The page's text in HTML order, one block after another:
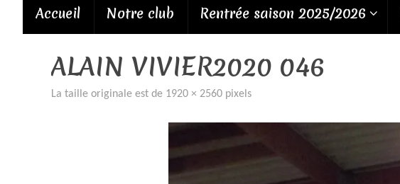
Accueil Notre club Rentrée saison 2025/2026
ALAIN VIVIER2020 046
La taille originale est de 1920 × 2560 pixels